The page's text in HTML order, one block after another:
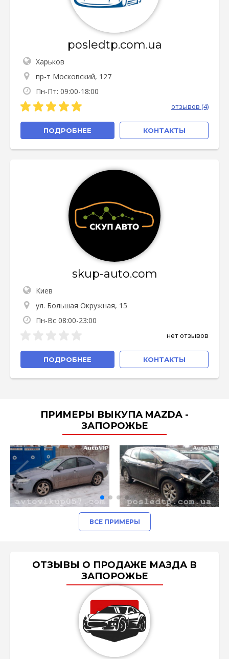
posledtp.com.ua
Харьков
пр-т Московский, 127
Пн-Пт: 09:00-18:00
отзывов (4)
ПОДРОБНЕЕ КОНТАКТЫ
skup-auto.com
Киев
ул. Большая Окружная, 15
Пн-Вс 08:00-23:00
нет отзывов
ПОДРОБНЕЕ КОНТАКТЫ
ПРИМЕРЫ ВЫКУПА MAZDA -
ЗАПОРОЖЬЕ
ВСЕ ПРИМЕРЫ
ОТЗЫВЫ О ПРОДАЖЕ МАЗДА В
ЗАПОРОЖЬЕ